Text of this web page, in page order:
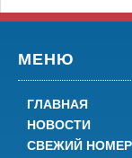
МЕНЮ
ГЛАВНАЯ
НОВОСТИ
СВЕЖИЙ НОМЕР